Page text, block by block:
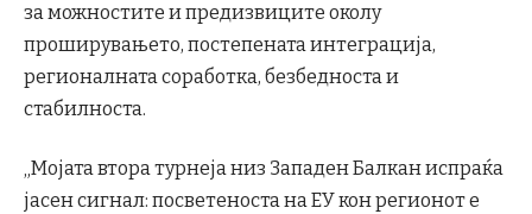
за можностите и предизвиците околу
проширувањето, постепената интеграција,
регионалната соработка, безбедноста и
стабилноста.
„Мојата втора турнеја низ Западен Балкан испраќа
јасен сигнал: посветеноста на ЕУ кон регионот е